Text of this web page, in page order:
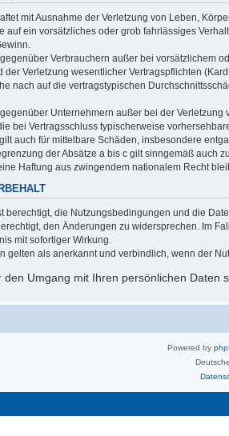
mit Ausnahme der Verletzung von Leben,
auf ein vorsätzliches oder grob fahrlässiges
Verbrauchern außer bei vorsätzlichem
der Verletzung wesentlicher Vertragspflichten
nach auf die vertragstypischen
Unternehmern außer bei der
bei Vertragsschluss typischerweise
auch für mittelbare Schäden, insbesondere
der Absätze a bis c gilt sinngemäß auch
Haftung aus zwingendem nationalem Recht
berechtigt, die Nutzungsbedingungen und die
den Änderungen zu widersprechen. Im
mit sofortiger Wirkung.
gelten als anerkannt und verbindlich, wenn der
den Umgang mit Ihren persönlichen Daten
Powered by